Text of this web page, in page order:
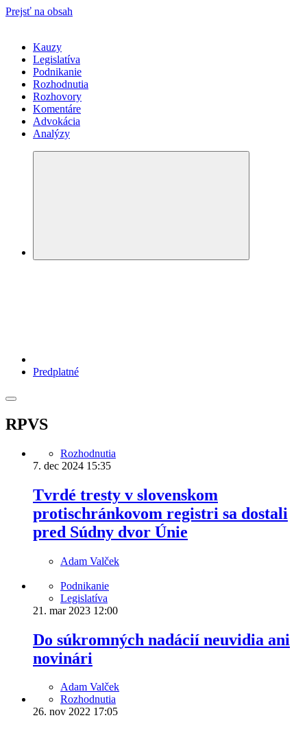
Prejsť na obsah
Kauzy
Legislatíva
Podnikanie
Rozhodnutia
Rozhovory
Komentáre
Advokácia
Analýzy
Predplatné
RPVS
Rozhodnutia
7. dec 2024 15:35
Tvrdé tresty v slovenskom
protischránkovom registri sa dostali
pred Súdny dvor Únie
Adam Valček
Podnikanie
Legislatíva
21. mar 2023 12:00
Do súkromných nadácií neuvidia ani
novinári
Adam Valček
Rozhodnutia
26. nov 2022 17:05